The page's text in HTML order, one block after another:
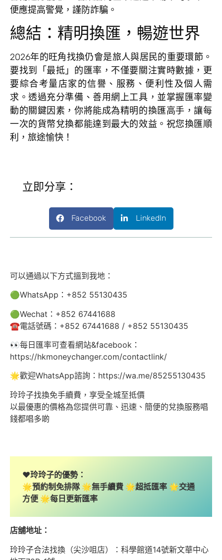
便應提高警覺，謹防詐騙。
總結：精明換匯，暢遊世界
2026年的旺角找換仍會是旅人與居民的重要環節。
要找到「最抵」的匯率，不僅要關注實時數據，更
要綜合考量店家的信譽、服務、便利性及個人需
求。透過充分準備、善用網上工具，並掌握匯率變
動的關鍵因素，你將能成為精明的換匯高手，讓每
一次的貨幣兌換都能達到最大的效益。祝您換匯順
利，旅途愉快！
立即分享：
Facebook LinkedIn
可以通過以下方式搵到我地：
🟢WhatsApp：+852 55130435
🟢Wechat：+852 67441688
☎️電話號碼：+852 67441688 / +852 55130435
👀每日匯率可查看網站&facebook：
https://hkmoneychanger.com/contactlink/
🌟歡迎WhatsApp諮詢：https://wa.me/85255130435
玲玲子找換免手續費，享受全城至抵價
以最優惠的價格為您提供可靠、迅速、簡便的兌換服務唱
錢都唱多啲
❤️玲玲子的優勢：
🌟預約制免排隊 🌟無手續費 🌟超抵匯率 🌟交通
方便 🌟每日更新匯率
店舖地址：
玲玲子合法找換（尖沙咀店）：科學館道14號新文華中心